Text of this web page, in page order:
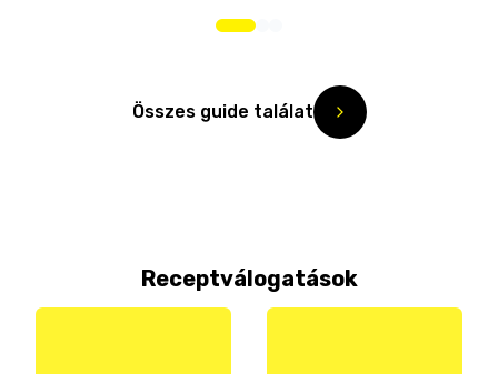
Összes guide találat
Receptválogatások